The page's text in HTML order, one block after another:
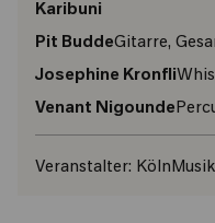
Karibuni
Pit BuddeGitarre,
Josephine Kronfli
Venant Nigounde
Veranstalter: KölnMusik